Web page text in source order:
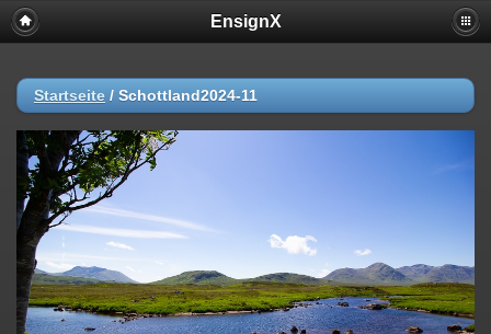
EnsignX
Startseite / Schottland2024-11